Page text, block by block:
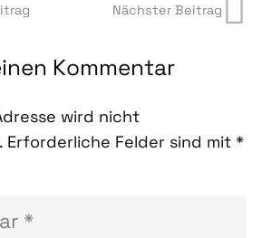
Nächster Beitrag
Kommentar
wird nicht
Erforderliche Felder sind mit *